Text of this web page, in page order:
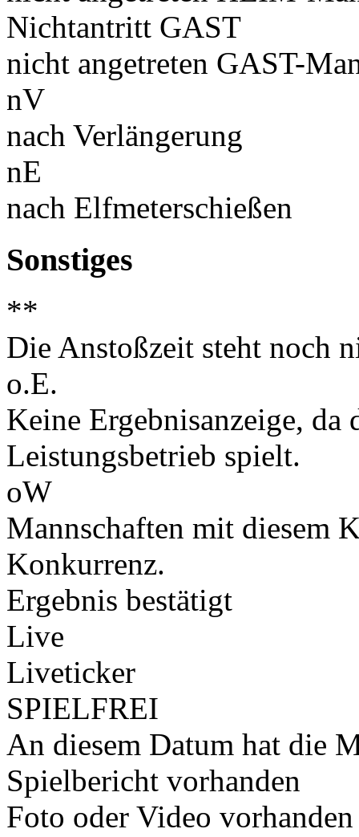
Nichtantritt GAST
nicht angetreten GAST-
nV
nach Verlängerung
nE
nach Elfmeterschießen
Sonstiges
**
Die Anstoßzeit steht noch
o.E.
Keine Ergebnisanzeige,
Leistungsbetrieb spielt.
oW
Mannschaften mit diesem
Konkurrenz.
Ergebnis bestätigt
Live
Liveticker
SPIELFREI
An diesem Datum hat die
Spielbericht vorhanden
Foto oder Video vorhanden